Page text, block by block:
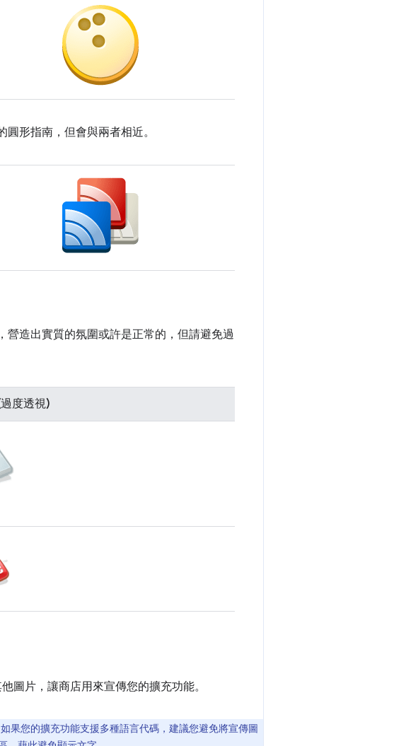
形指南，但會與兩者相近。
造出實質的氛圍或許是正常的，但請避免過
度透視)
圖片，讓商店用來宣傳您的擴充功能。
果您的擴充功能支援多種語言代碼，建議您避免將宣傳圖